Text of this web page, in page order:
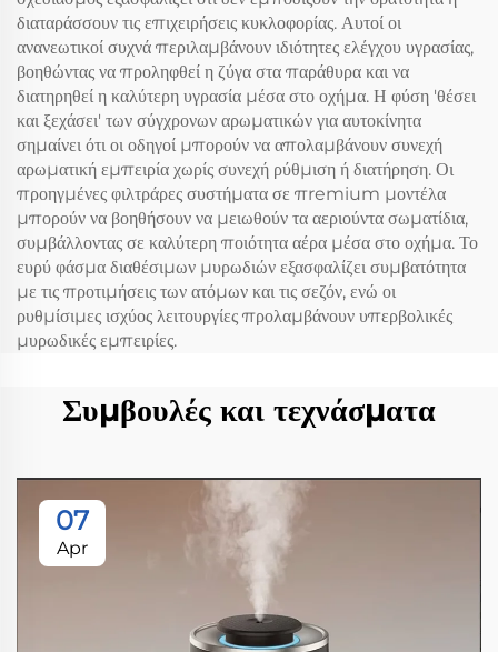
διαταράσσουν τις επιχειρήσεις κυκλοφορίας. Αυτοί οι
ανανεωτικοί συχνά περιλαμβάνουν ιδιότητες ελέγχου υγρασίας,
βοηθώντας να προληφθεί η ζύγα στα παράθυρα και να
διατηρηθεί η καλύτερη υγρασία μέσα στο οχήμα. Η φύση 'θέσει
και ξεχάσει' των σύγχρονων αρωματικών για αυτοκίνητα
σημαίνει ότι οι οδηγοί μπορούν να απολαμβάνουν συνεχή
αρωματική εμπειρία χωρίς συνεχή ρύθμιση ή διατήρηση. Οι
προηγμένες φιλτράρες συστήματα σε πremium μοντέλα
μπορούν να βοηθήσουν να μειωθούν τα αεριούντα σωματίδια,
συμβάλλοντας σε καλύτερη ποιότητα αέρα μέσα στο οχήμα. Το
ευρύ φάσμα διαθέσιμων μυρωδιών εξασφαλίζει συμβατότητα
με τις προτιμήσεις των ατόμων και τις σεζόν, ενώ οι
ρυθμίσιμες ισχύος λειτουργίες προλαμβάνουν υπερβολικές
μυρωδικές εμπειρίες.
Συμβουλές και τεχνάσματα
07
Apr